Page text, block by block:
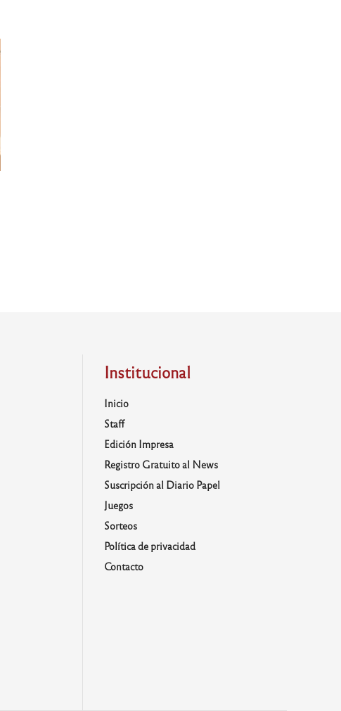
Institucional
Inicio
Staff
Edición Impresa
Registro Gratuito al News
Suscripción al Diario Papel
Juegos
Sorteos
Política de privacidad
Contacto